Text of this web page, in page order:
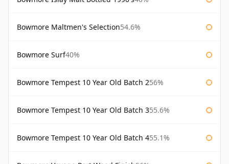
Bowmore Maltmen's Selection54.6%
Bowmore Surf40%
Bowmore Tempest 10 Year Old Batch 256%
Bowmore Tempest 10 Year Old Batch 355.6%
Bowmore Tempest 10 Year Old Batch 455.1%